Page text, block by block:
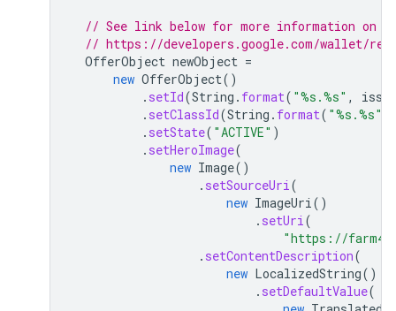
// See link below for more information on
// https://developers.google.com/wallet/
OfferObject newObject =
new OfferObject()
. setId(String . format( "%s.%s" ,
. setClassId(String . format( "%s.%s"
. setState( "ACTIVE" )
. setHeroImage(
new Image()
. setSourceUri(
new ImageUri()
. setUri(
"https://
. setContentDescription(
new LocalizedString()
. setDefaultValue(